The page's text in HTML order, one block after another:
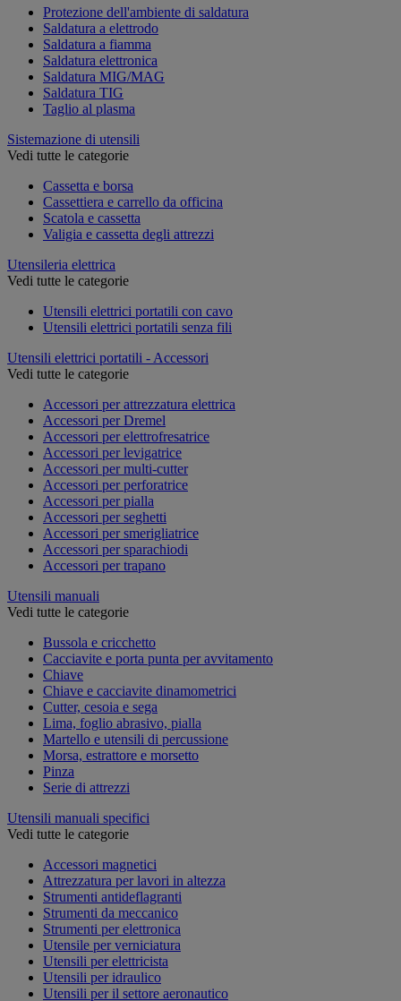
Protezione dell'ambiente di saldatura
Saldatura a elettrodo
Saldatura a fiamma
Saldatura elettronica
Saldatura MIG/MAG
Saldatura TIG
Taglio al plasma
Sistemazione di utensili
Vedi tutte le categorie
Cassetta e borsa
Cassettiera e carrello da officina
Scatola e cassetta
Valigia e cassetta degli attrezzi
Utensileria elettrica
Vedi tutte le categorie
Utensili elettrici portatili con cavo
Utensili elettrici portatili senza fili
Utensili elettrici portatili - Accessori
Vedi tutte le categorie
Accessori per attrezzatura elettrica
Accessori per Dremel
Accessori per elettrofresatrice
Accessori per levigatrice
Accessori per multi-cutter
Accessori per perforatrice
Accessori per pialla
Accessori per seghetti
Accessori per smerigliatrice
Accessori per sparachiodi
Accessori per trapano
Utensili manuali
Vedi tutte le categorie
Bussola e cricchetto
Cacciavite e porta punta per avvitamento
Chiave
Chiave e cacciavite dinamometrici
Cutter, cesoia e sega
Lima, foglio abrasivo, pialla
Martello e utensili di percussione
Morsa, estrattore e morsetto
Pinza
Serie di attrezzi
Utensili manuali specifici
Vedi tutte le categorie
Accessori magnetici
Attrezzatura per lavori in altezza
Strumenti antideflagranti
Strumenti da meccanico
Strumenti per elettronica
Utensile per verniciatura
Utensili per elettricista
Utensili per idraulico
Utensili per il settore aeronautico